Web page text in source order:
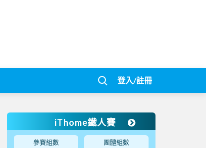
登入/註冊
iThome鐵人賽
參賽組數 團體組數